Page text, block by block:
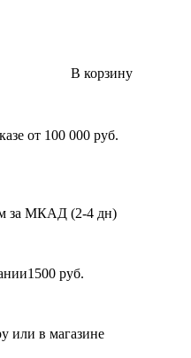
В корзину
от 100 000 руб.
за МКАД (2-4 дн)
руб.
или в магазине